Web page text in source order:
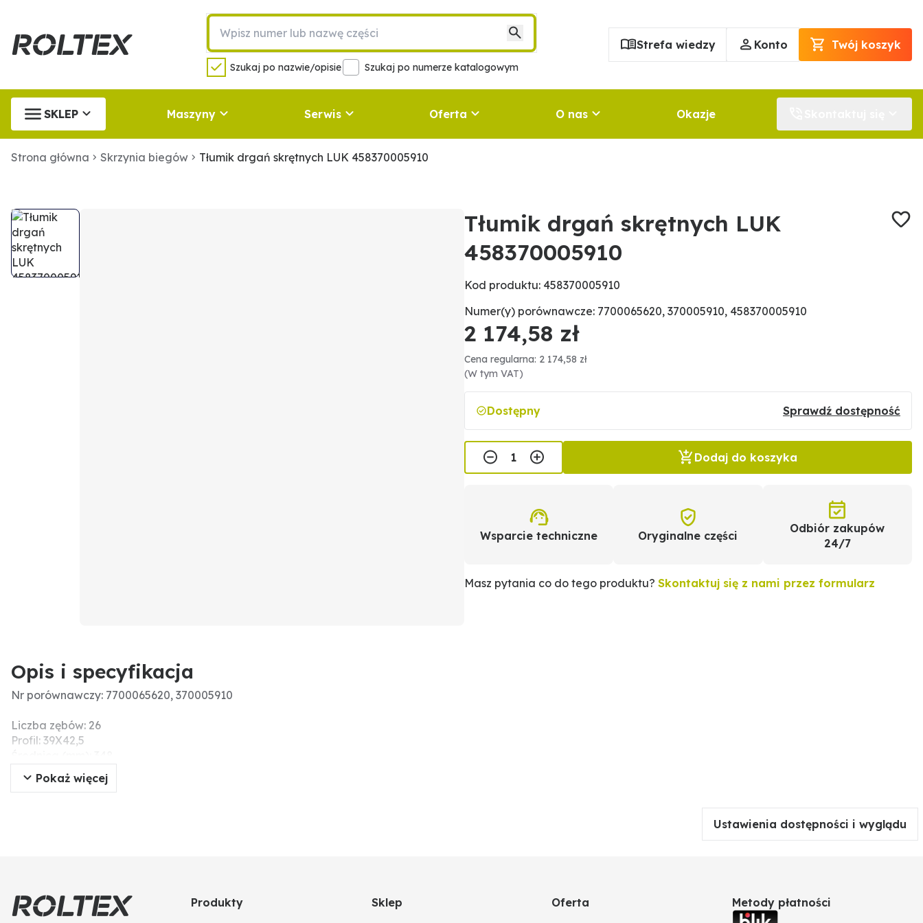
Szukaj po nazwie/opisie Szukaj po numerze katalogowym
Strefa wiedzy Konto Twój koszyk
SKLEP Maszyny Serwis Oferta O nas Okazje
Strona główna Skrzynia biegów Tłumik drgań skrętnych LUK 458370005910
Tłumik drgań skrętnych LUK
458370005910
Kod produktu: 458370005910
Numer(y) porównawcze: 7700065620, 370005910, 458370005910
2 174,58 zł
Cena regularna: 2 174,58 zł
(W tym VAT)
Dostępny Sprawdź dostępność
Dodaj do koszyka
Wsparcie techniczne Oryginalne części
Odbiór zakupów
24/7
Masz pytania co do tego produktu? Skontaktuj się z nami przez formularz
Opis i specyfikacja
Nr porównawczy: 7700065620, 370005910
Liczba zębów: 26
Profil: 39X42,5
Pokaż więcej
Ustawienia dostępności i wyglądu
Produkty Sklep Oferta Metody płatności